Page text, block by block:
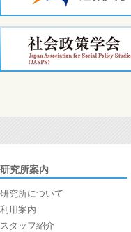
研究所案内
研究所について
利用案内
スタッフ紹介